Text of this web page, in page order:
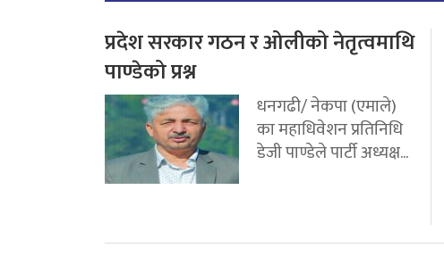
प्रदेश सरकार गठन र ओलीको नेतृत्वमाथि
पाण्डेको प्रश्न
धनगढी/ नेकपा (एमाले)
का महाधिवेशन प्रतिनिधि
डेजी पाण्डेले पार्टी अध्यक्ष...